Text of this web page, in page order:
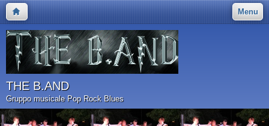
Menu
THE B.AND
Gruppo musicale Pop Rock Blues